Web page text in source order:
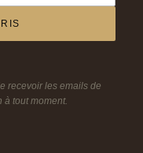
recevoir les emails de
à tout moment.